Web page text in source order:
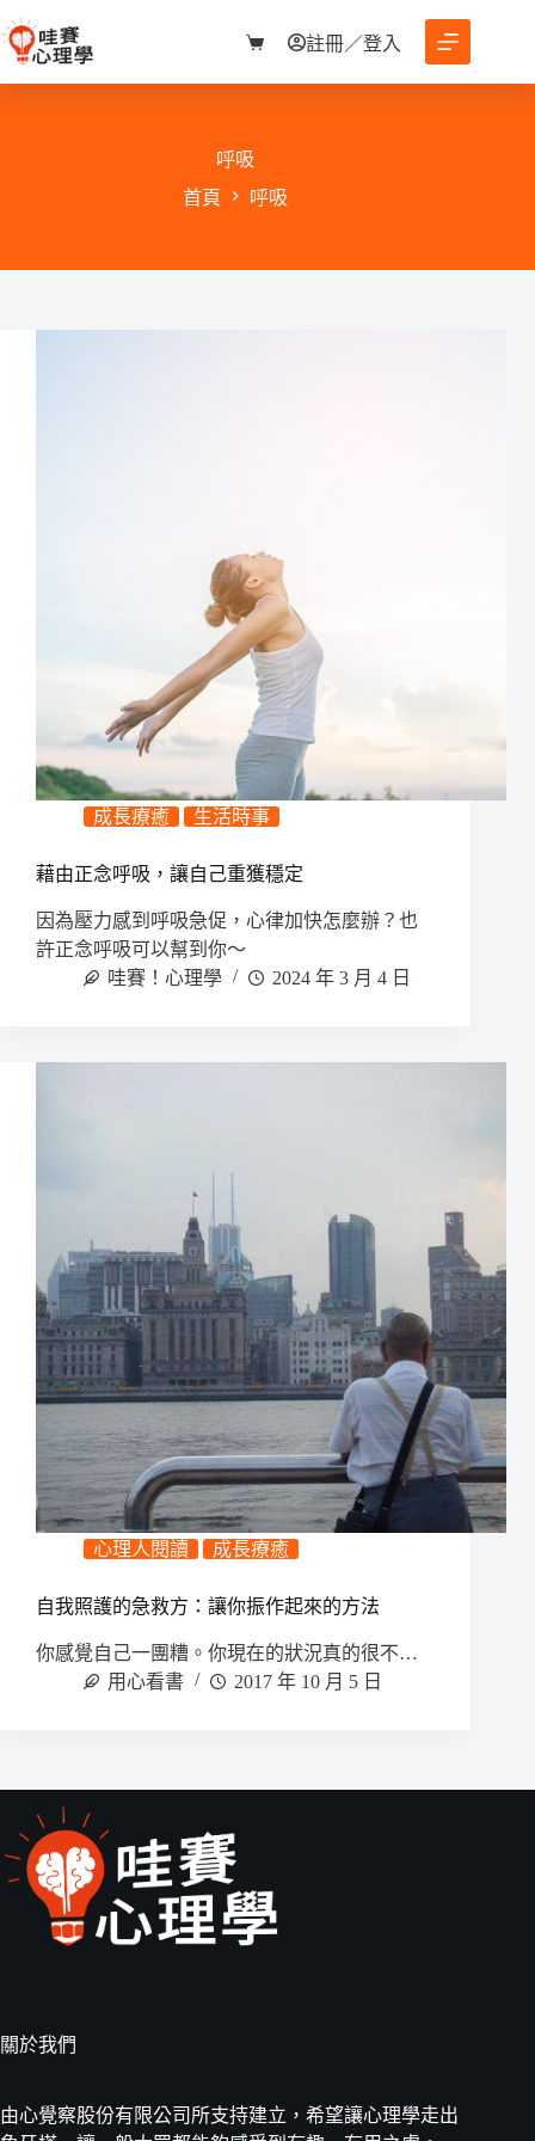
至
購
物
註冊／登入
呼吸
首頁
呼吸
成長療癒 生活時事
藉由正念呼吸，讓自己重獲穩定
因為壓力感到呼吸急促，心律加快怎麼辦？也
許正念呼吸可以幫到你～
哇賽！心理學
2024 年 3 月 4 日
心理人閱讀 成長療癒
自我照護的急救方：讓你振作起來的方法
你感覺自己一團糟。你現在的狀況真的很不…
用心看書
2017 年 10 月 5 日
關於我們
由心覺察股份有限公司所支持建立，希望讓心理學走出